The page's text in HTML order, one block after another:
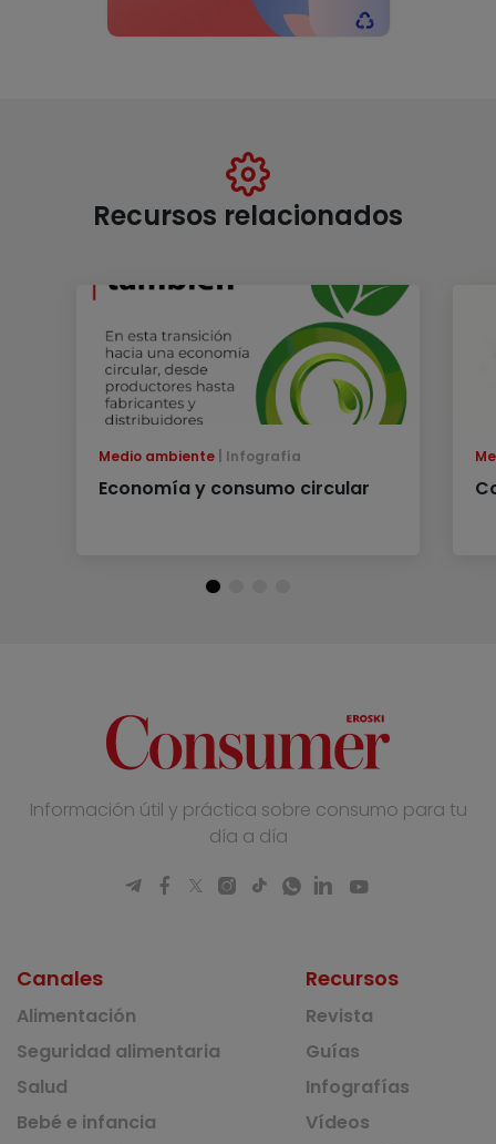
Recursos relacionados
Medio ambiente Infografía
Economía y consumo circular
Información útil y práctica sobre consumo para tu
día a día
Canales
Alimentación
Seguridad alimentaria
Salud
Bebé e infancia
Recursos
Revista
Guías
Infografías
Vídeos